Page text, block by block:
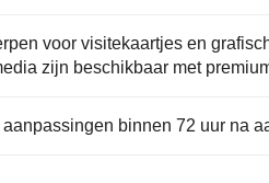
voor visitekaartjes en
zijn beschikbaar met
binnen 72 uur na